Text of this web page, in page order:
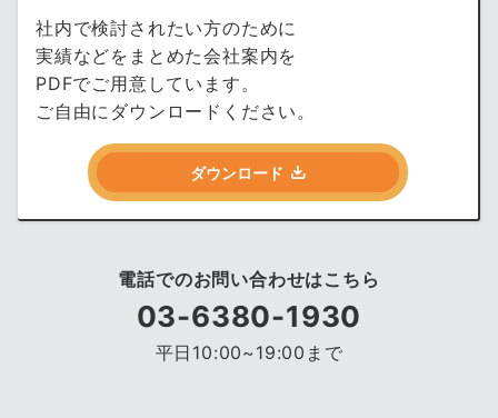
社内で検討されたい方のために
実績などをまとめた会社案内を
PDFでご用意しています。
ご自由にダウンロードください。
ダウンロード
電話でのお問い合わせはこちら
03-6380-1930
平日10:00~19:00まで